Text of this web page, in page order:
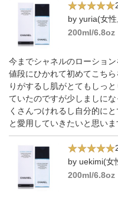
by yuria(女
200ml/6.8oz
今までシャネルのローショ
値段にひかれて初めてこち
りがするし肌がとてもしっ
ていたのですが少しましに
くさんつけれるし自分的に
と愛用していきたいと思いま
by uekimi(女
200ml/6.8oz